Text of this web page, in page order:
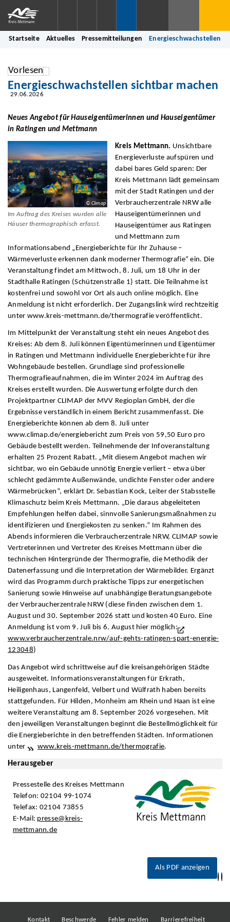
Startseite Aktuelles Pressemitteilungen Energieschwachstellen
Vorlesen
Energieschwachstellen sichtbar machen
29.06.2026
Neues Angebot für Hauseigentümerinnen und Hauseigentümer
in Ratingen und Mettmann
© Climap
Im Auftrag des Kreises wurden alle
Häuser thermographisch erfasst.
Kreis Mettmann. Unsichtbare
Energieverluste aufspüren und
dabei bares Geld sparen: Der
Kreis Mettmann lädt gemeinsam
mit der Stadt Ratingen und der
Verbraucherzentrale NRW alle
Hauseigentümerinnen und
Hauseigentümer aus Ratingen
und Mettmann zum
Informationsabend „Energieberichte für Ihr Zuhause –
Wärmeverluste erkennen dank moderner Thermografie“ ein. Die
Veranstaltung findet am Mittwoch, 8. Juli, um 18 Uhr in der
Stadthalle Ratingen (Schützenstraße 1) statt. Die Teilnahme ist
kostenfrei und sowohl vor Ort als auch online möglich. Eine
Anmeldung ist nicht erforderlich. Der Zugangslink wird rechtzeitig
unter www.kreis-mettmann.de/thermografie veröffentlicht.
Im Mittelpunkt der Veranstaltung steht ein neues Angebot des
Kreises: Ab dem 8. Juli können Eigentümerinnen und Eigentümer
in Ratingen und Mettmann individuelle Energieberichte für ihre
Wohngebäude bestellen. Grundlage sind professionelle
Thermografieaufnahmen, die im Winter 2024 im Auftrag des
Kreises erstellt wurden. Die Auswertung erfolgte durch den
Projektpartner CLIMAP der MVV Regioplan GmbH, der die
Ergebnisse verständlich in einem Bericht zusammenfasst. Die
Energieberichte können ab dem 8. Juli unter
www.climap.de/energiebericht zum Preis von 59,50 Euro pro
Gebäude bestellt werden. Teilnehmende der Infoveranstaltung
erhalten 25 Prozent Rabatt. „Mit diesem Angebot machen wir
sichtbar, wo ein Gebäude unnötig Energie verliert – etwa über
schlecht gedämmte Außenwände, undichte Fenster oder andere
Wärmebrücken“, erklärt Dr. Sebastian Kock, Leiter der Stabsstelle
Klimaschutz beim Kreis Mettmann. „Die daraus abgeleiteten
Empfehlungen helfen dabei, sinnvolle Sanierungsmaßnahmen zu
identifizieren und Energiekosten zu senken.“ Im Rahmen des
Abends informieren die Verbraucherzentrale NRW, CLIMAP sowie
Vertreterinnen und Vertreter des Kreises Mettmann über die
technischen Hintergründe der Thermografie, die Methodik der
Datenerfassung und die Interpretation der Wärmebilder. Ergänzt
wird das Programm durch praktische Tipps zur energetischen
Sanierung sowie Hinweise auf unabhängige Beratungsangebote
der Verbraucherzentrale NRW (diese finden zwischen dem 1.
August und 30. September 2026 statt und kosten 40 Euro. Eine
Anmeldung ist vom 9. Juli bis 6. August hier möglich:
www.verbraucherzentrale.nrw/auf-gehts-ratingen-spart-energie-
123048)
Das Angebot wird schrittweise auf die kreisangehörigen Städte
ausgeweitet. Informationsveranstaltungen für Erkrath,
Heiligenhaus, Langenfeld, Velbert und Wülfrath haben bereits
stattgefunden. Für Hilden, Monheim am Rhein und Haan ist eine
weitere Veranstaltung am 8. September 2026 vorgesehen. Mit
den jeweiligen Veranstaltungen beginnt die Bestellmöglichkeit für
die Energieberichte in den betreffenden Städten. Informationen
unter
www.kreis-mettmann.de/thermografie.
Herausgeber
Pressestelle des Kreises Mettmann
Telefon: 02104 99-1074
Telefax: 02104 73855
E-Mail: presse@kreis-
mettmann.de
Als PDF anzeigen
Kontakt Beschwerde Fehler melden Barrierefreiheit